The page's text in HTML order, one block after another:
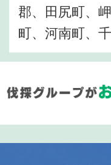
郡、田尻町、
町、河南町、